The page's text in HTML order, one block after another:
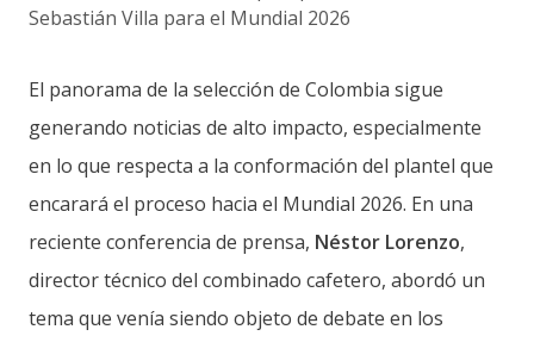
El panorama de la selección de Colombia sigue
generando noticias de alto impacto, especialmente
en lo que respecta a la conformación del plantel que
encarará el proceso hacia el Mundial 2026. En una
reciente conferencia de prensa, Néstor Lorenzo,
director técnico del combinado cafetero, abordó un
tema que venía siendo objeto de debate en los